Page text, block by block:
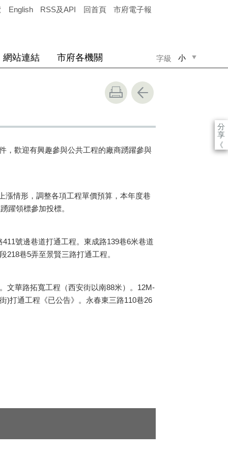
English RSS及API 回首頁 市府電子報
字級 小
網站連結 市府各機關
分
享
《
歡迎有興趣參與公共工程的廠商踴躍參與
情形，調整各項工程單價預算，本年度巷
躍領標參加投標。
號邊巷道打通工程。東成路139巷6米巷道
巷5弄至景賢三路打通工程。
華路拓寬工程（西安街以南88米）。12M-
)打通工程《已公告》。永春東三路110巷26